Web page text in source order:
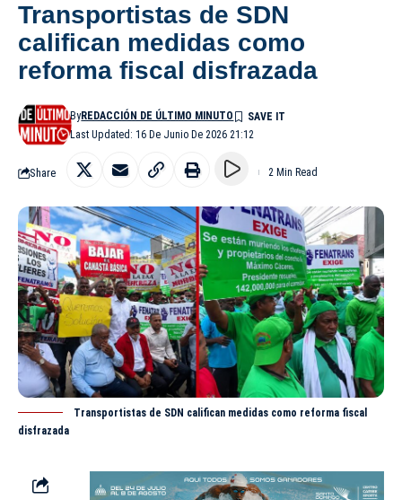
Transportistas de SDN
califican medidas como
reforma fiscal disfrazada
Last Updated: 16 De Junio De 2026 21:12
ByREDACCIÓN DE ÚLTIMO MINUTO
Share 2 Min Read
Transportistas de SDN califican medidas como reforma fiscal
disfrazada